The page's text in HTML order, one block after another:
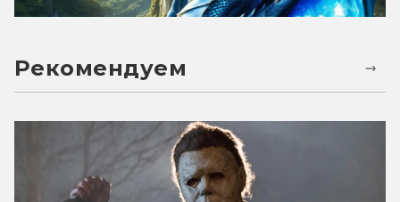
Рекомендуем